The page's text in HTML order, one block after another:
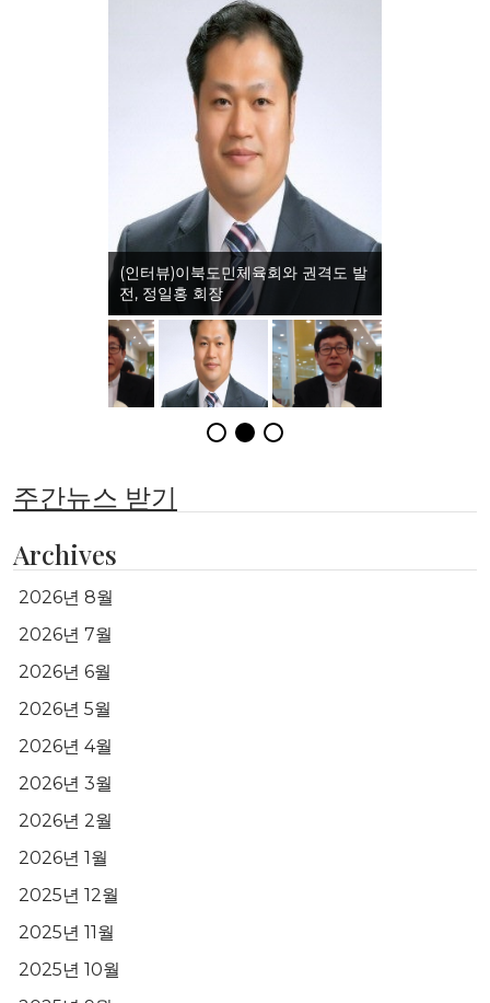
(인터뷰)이북도민체육회와 권격도 발
전, 정일홍 회장
주간뉴스 받기
Archives
2026년 8월
2026년 7월
2026년 6월
2026년 5월
2026년 4월
2026년 3월
2026년 2월
2026년 1월
2025년 12월
2025년 11월
2025년 10월